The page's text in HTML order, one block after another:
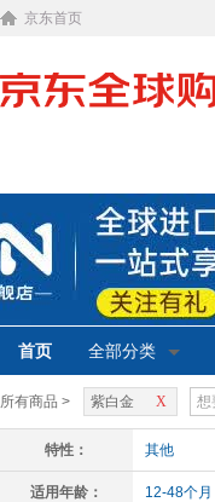
京东首页
首页 全部分类
所有商品 > X
紫白金
特性： 其他
适用年龄： 12-48个月